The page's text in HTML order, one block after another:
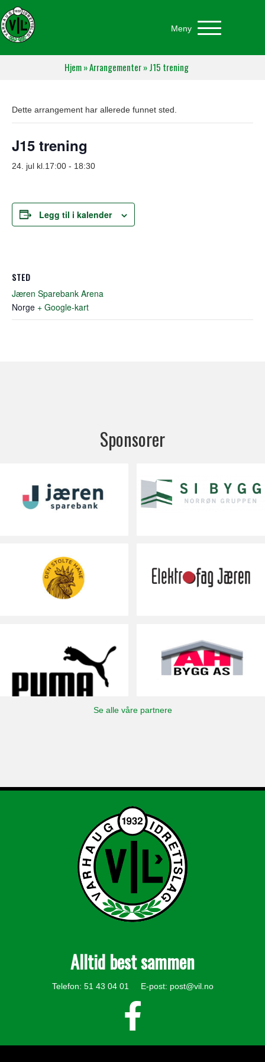
Meny
Hjem»Arrangementer»J15 trening
Dette arrangement har allerede funnet sted.
J15 trening
24. jul kl.17:00 - 18:30
Legg til i kalender
STED
Jæren Sparebank Arena
Norge + Google-kart
Sponsorer
Se alle våre partnere
Alltid best sammen
Telefon: 51 43 04 01 E-post: post@vil.no